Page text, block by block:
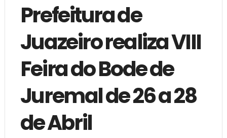
Prefeitura de
Juazeiro realiza VIII
Feira do Bode de
Juremal de 26 a 28
de Abril